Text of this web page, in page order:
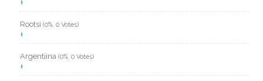
Rootsi (0%, 0 Votes)
Argentiina (0%, 0 Votes)